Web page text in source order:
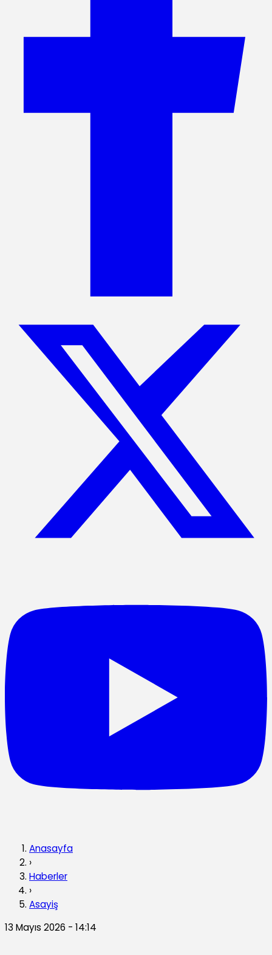
Anasayfa
›
Haberler
›
Asayiş
13 Mayıs 2026 - 14:14